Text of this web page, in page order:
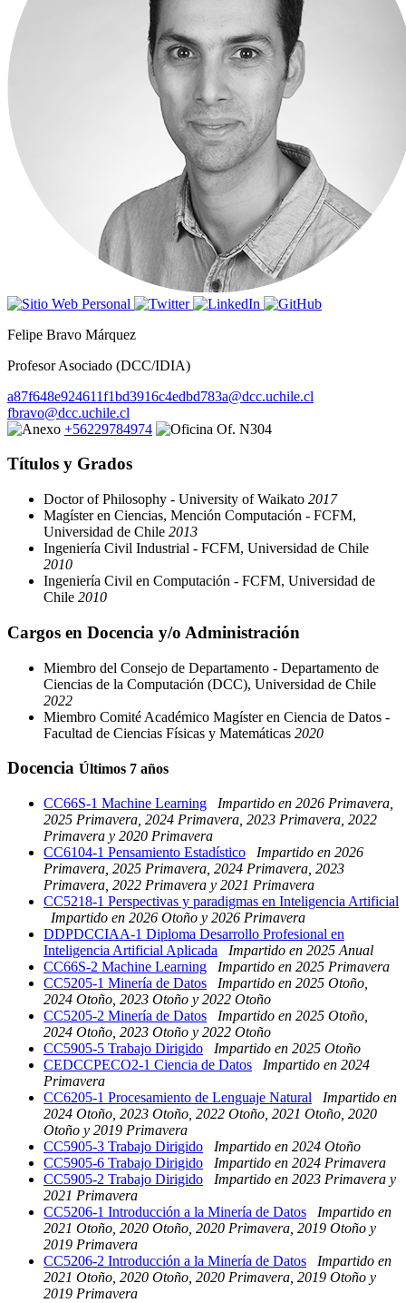
Felipe Bravo Márquez
Profesor Asociado (DCC/IDIA)
a87f648e924611f1bd3916c4edbd783a@dcc.uchile.cl
fbravo@dcc.uchile.cl
+56229784974
Of. N304
Títulos y Grados
Doctor of Philosophy - University of Waikato 2017
Magíster en Ciencias, Mención Computación - FCFM,
Universidad de Chile 2013
Ingeniería Civil Industrial - FCFM, Universidad de Chile
2010
Ingeniería Civil en Computación - FCFM, Universidad de
Chile 2010
Cargos en Docencia y/o Administración
Miembro del Consejo de Departamento - Departamento de
Ciencias de la Computación (DCC), Universidad de Chile
2022
Miembro Comité Académico Magíster en Ciencia de Datos -
Facultad de Ciencias Físicas y Matemáticas 2020
Docencia Últimos 7 años
CC66S-1 Machine Learning
Impartido en 2026 Primavera,
2025 Primavera, 2024 Primavera, 2023 Primavera, 2022
Primavera y 2020 Primavera
CC6104-1 Pensamiento Estadístico
Impartido en 2026
Primavera, 2025 Primavera, 2024 Primavera, 2023
Primavera, 2022 Primavera y 2021 Primavera
CC5218-1 Perspectivas y paradigmas en Inteligencia Artificial
Impartido en 2026 Otoño y 2026 Primavera
DDPDCCIAA-1 Diploma Desarrollo Profesional en
Inteligencia Artificial Aplicada
Impartido en 2025 Anual
CC66S-2 Machine Learning
Impartido en 2025 Primavera
CC5205-1 Minería de Datos
Impartido en 2025 Otoño,
2024 Otoño, 2023 Otoño y 2022 Otoño
CC5205-2 Minería de Datos
Impartido en 2025 Otoño,
2024 Otoño, 2023 Otoño y 2022 Otoño
CC5905-5 Trabajo Dirigido
Impartido en 2025 Otoño
CEDCCPECO2-1 Ciencia de Datos
Impartido en 2024
Primavera
CC6205-1 Procesamiento de Lenguaje Natural
Impartido en
2024 Otoño, 2023 Otoño, 2022 Otoño, 2021 Otoño, 2020
Otoño y 2019 Primavera
CC5905-3 Trabajo Dirigido
Impartido en 2024 Otoño
CC5905-6 Trabajo Dirigido
Impartido en 2024 Primavera
CC5905-2 Trabajo Dirigido
Impartido en 2023 Primavera y
2021 Primavera
CC5206-1 Introducción a la Minería de Datos
Impartido en
2021 Otoño, 2020 Otoño, 2020 Primavera, 2019 Otoño y
2019 Primavera
CC5206-2 Introducción a la Minería de Datos
Impartido en
2021 Otoño, 2020 Otoño, 2020 Primavera, 2019 Otoño y
2019 Primavera